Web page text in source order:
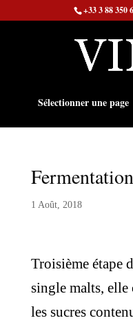
+33 3 88 350
Sélectionner une page
Fermentation
1 Août, 2018
Troisième étape
single malts, elle
les sucres